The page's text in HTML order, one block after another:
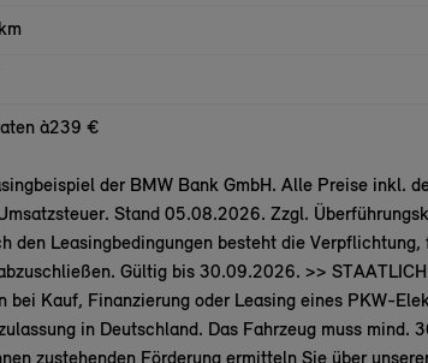
à239 €
der BMW Bank GmbH. Alle Preise inkl.
Stand 05.08.2026. Zzgl.
den Leasingbedingungen besteht die Verpflichtung,
Gültig bis 30.09.2026. >>
bei Kauf, Finanzierung oder Leasing eines PKW-
in Deutschland. Das Fahrzeug muss mind.